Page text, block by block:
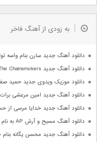
به زودی از آهنگ فاخر
دانلود آهنگ جدید سارن بنام واسه
دانلود آهنگ جدید The Chainsmokers و Emily Warren بنام Side Effects
دانلود موزیک ویدوی جدید حمید
دانلود آهنگ جدید امین مرعشی
دانلود آهنگ جدید خدایا مرسی از
دانلود آهنگ مسیح و آرش AP به نام خیلی دلم تنگه
دانلود آهنگ جدید محسن یگانه بنام